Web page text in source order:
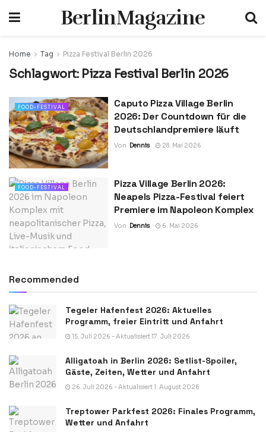
BerlinMagazine
Home Tag Pizza Festival Berlin 2026
Schlagwort: Pizza Festival Berlin 2026
FOOD-FESTIVAL
Caputo Pizza Village Berlin
2026: Der Countdown für die
Deutschlandpremiere läuft
Von Dennis 28. Mai 2026
FOOD-FESTIVAL
Pizza Village Berlin 2026:
Neapels Pizza-Festival feiert
Premiere im Napoleon Komplex
Von Dennis 6. Mai 2026
Recommended
Tegeler Hafenfest 2026: Aktuelles
Programm, freier Eintritt und Anfahrt
15. Juli 2026 - Aktualisiert 17. Juli 2026
Alligatoah in Berlin 2026: Setlist-Spoiler,
Gäste, Zeiten, Wetter und Anfahrt
26. Juli 2026 - Aktualisiert 1. August 2026
Treptower Parkfest 2026: Finales Programm,
Wetter und Anfahrt